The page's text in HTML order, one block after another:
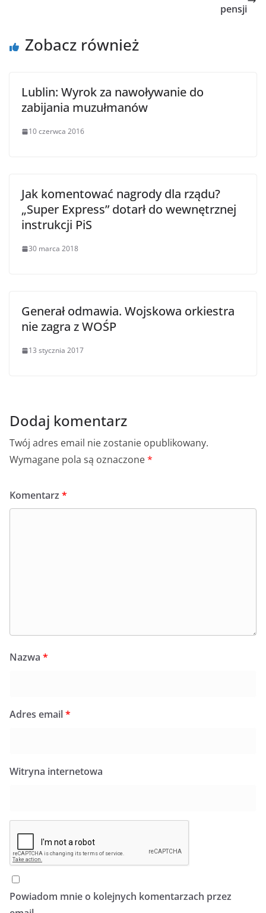
pensji
Zobacz również
Lublin: Wyrok za nawoływanie do
zabijania muzułmanów
10 czerwca 2016
Jak komentować nagrody dla rządu?
„Super Express” dotarł do wewnętrznej
instrukcji PiS
30 marca 2018
Generał odmawia. Wojskowa orkiestra
nie zagra z WOŚP
13 stycznia 2017
Dodaj komentarz
Twój adres email nie zostanie opublikowany.
Wymagane pola są oznaczone*
Komentarz *
Nazwa *
Adres email*
Witryna internetowa
Powiadom mnie o kolejnych komentarzach przez